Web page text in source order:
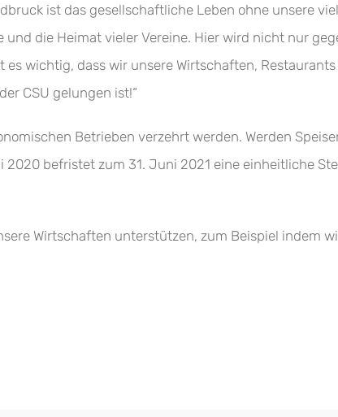
ist das gesellschaftliche Leben ohne unsere
die Heimat vieler Vereine. Hier wird nicht nur
wichtig, dass wir unsere Wirtschaften,
CSU gelungen ist!“
Betrieben verzehrt werden. Werden
befristet zum 31. Juni 2021 eine einheitliche
Wirtschaften unterstützen, zum Beispiel indem